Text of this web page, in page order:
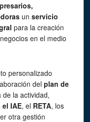
un servicio
para la creación
en el medio
personalizado
del plan de
la actividad,
IAE, el RETA, los
otra gestión